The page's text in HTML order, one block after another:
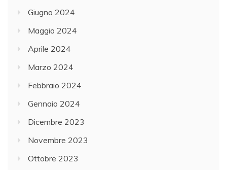
Giugno 2024
Maggio 2024
Aprile 2024
Marzo 2024
Febbraio 2024
Gennaio 2024
Dicembre 2023
Novembre 2023
Ottobre 2023